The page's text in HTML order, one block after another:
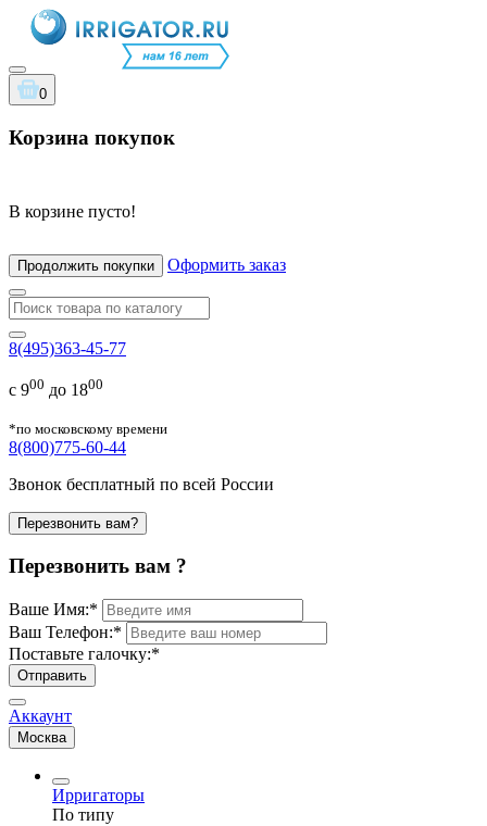
0
Корзина покупок
В корзине пусто!
Продолжить покупки Оформить заказ
8(495)363-45-77
с 900 до 1800
*по московскому времени
8(800)775-60-44
Звонок бесплатный по всей России
Перезвонить вам?
Перезвонить вам ?
Ваше Имя:*
Ваш Телефон:*
Поставьте галочку:*
Отправить
Аккаунт
Москва
Ирригаторы
По типу